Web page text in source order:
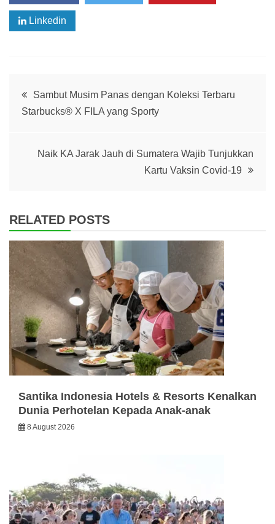
Linkedin
Post
navigation
Sambut Musim Panas dengan Koleksi Terbaru
Starbucks® X FILA yang Sporty
Naik KA Jarak Jauh di Sumatera Wajib Tunjukkan
Kartu Vaksin Covid-19
RELATED POSTS
Santika Indonesia Hotels & Resorts Kenalkan
Dunia Perhotelan Kepada Anak-anak
8 August 2026